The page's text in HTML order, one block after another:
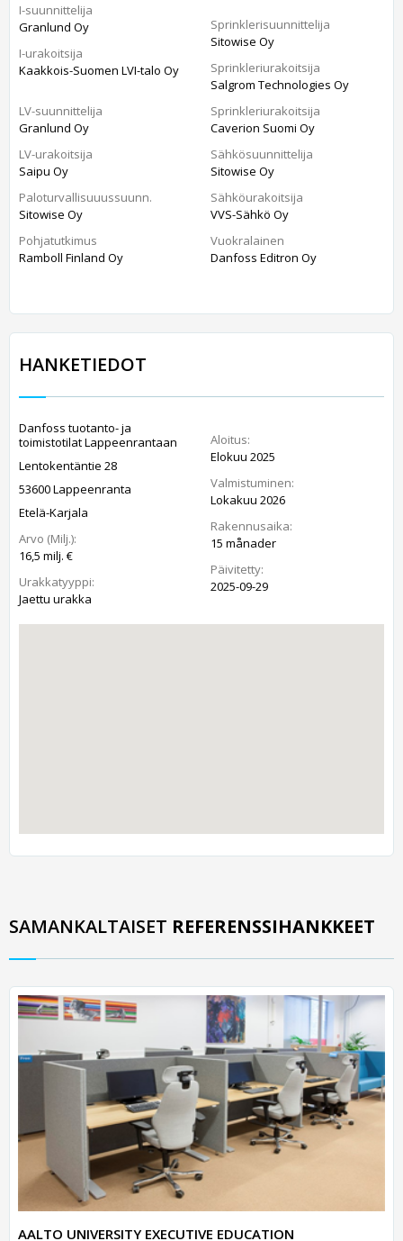
I-suunnittelija
Granlund Oy
I-urakoitsija
Kaakkois-Suomen LVI-talo Oy
LV-suunnittelija
Granlund Oy
LV-urakoitsija
Saipu Oy
Paloturvallisuuussuunn.
Sitowise Oy
Pohjatutkimus
Ramboll Finland Oy
Sprinklerisuunnittelija
Sitowise Oy
Sprinkleriurakoitsija
Salgrom Technologies Oy
Sprinkleriurakoitsija
Caverion Suomi Oy
Sähkösuunnittelija
Sitowise Oy
Sähköurakoitsija
VVS-Sähkö Oy
Vuokralainen
Danfoss Editron Oy
HANKETIEDOT
Danfoss tuotanto- ja
toimistotilat Lappeenrantaan
Lentokentäntie 28
53600 Lappeenranta
Etelä-Karjala
Arvo (Milj.):
16,5 milj. €
Urakkatyyppi:
Jaettu urakka
Aloitus:
Elokuu 2025
Valmistuminen:
Lokakuu 2026
Rakennusaika:
15 månader
Päivitetty:
2025-09-29
SAMANKALTAISET REFERENSSIHANKKEET
AALTO UNIVERSITY EXECUTIVE EDUCATION